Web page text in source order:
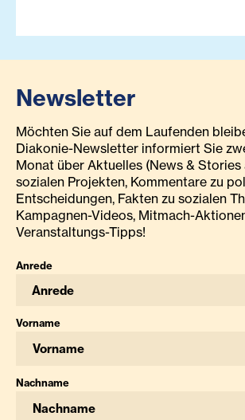
Newsletter
Möchten Sie auf dem Laufenden
Diakonie-Newsletter informiert Sie
Monat über Aktuelles (News & Stories
sozialen Projekten, Kommentare zu
Entscheidungen, Fakten zu sozialen
Kampagnen-Videos, Mitmach-
Veranstaltungs-Tipps!
Anrede
Anrede
Vorname
Nachname